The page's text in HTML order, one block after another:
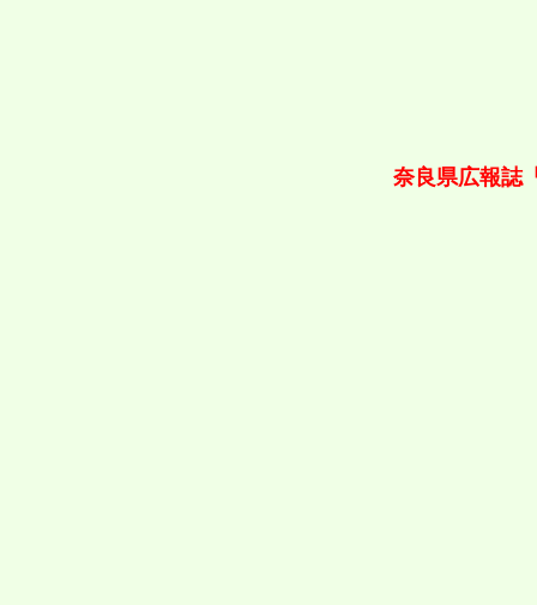
奈良県広報誌